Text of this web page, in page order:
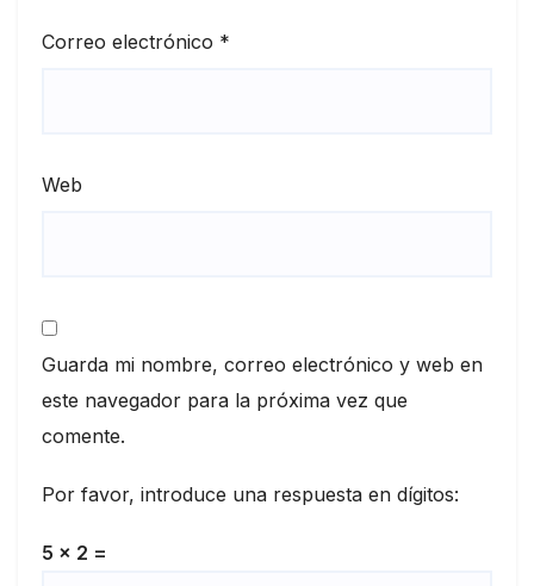
Correo electrónico *
Web
Guarda mi nombre, correo electrónico y web en
este navegador para la próxima vez que
comente.
Por favor, introduce una respuesta en dígitos:
5 × 2 =